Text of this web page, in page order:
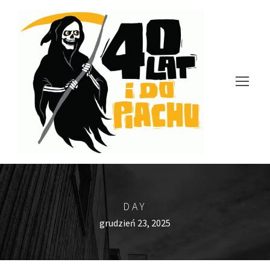
DAY
grudzień 23, 2025